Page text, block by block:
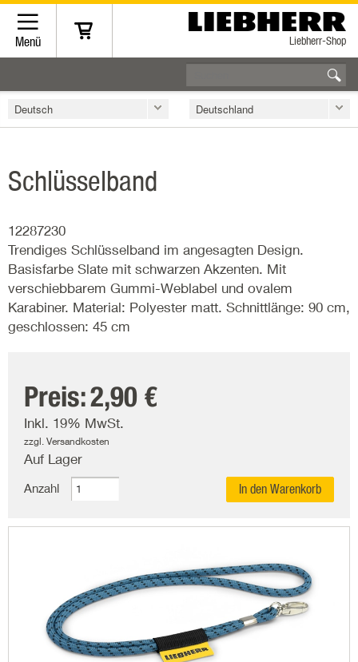
Menü Liebherr-Shop
Deutsch Deutschland
Schlüsselband
12287230
Trendiges Schlüsselband im angesagten Design.
Basisfarbe Slate mit schwarzen Akzenten. Mit
verschiebbarem Gummi-Weblabel und ovalem
Karabiner. Material: Polyester matt. Schnittlänge: 90 cm,
geschlossen: 45 cm
Preis:2,90 €
Inkl. 19% MwSt.
zzgl. Versandkosten
Auf Lager
Anzahl In den Warenkorb